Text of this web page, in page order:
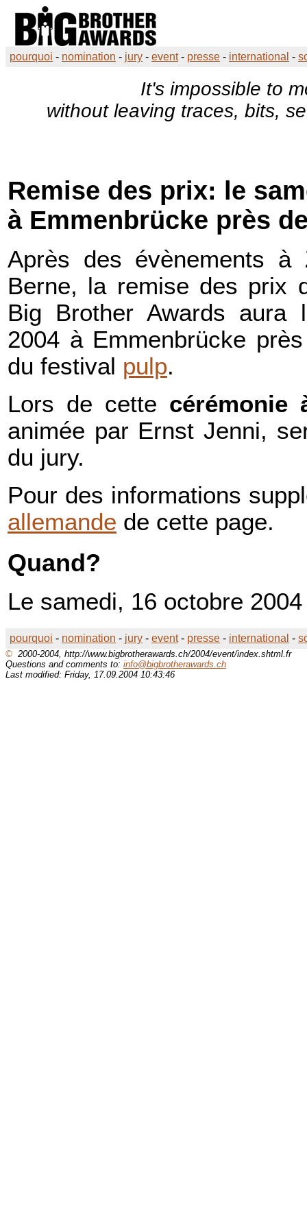
pourquoi - nomination - jury - event- presse - international -
It's impossible to
without leaving traces, bits,
Remise des prix: le
à Emmenbrücke près
Après des évènements
Berne, la remise des prix
Big Brother Awards aura
2004 à Emmenbrücke
du festival pulp.
Lors de cette cérémonie
animée par Ernst Jenni,
du jury.
Pour des informations
allemande de cette page.
Quand?
Le samedi, 16 octobre
pourquoi - nomination - jury - event- presse - international -
© 2000-2004, http://www.bigbrotherawards.ch/2004/event/index.shtml.fr
Questions and comments to: info@bigbrotherawards.ch
Last modified: Friday, 17.09.2004 10:43:46